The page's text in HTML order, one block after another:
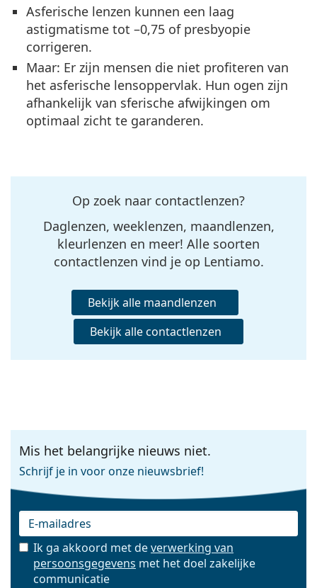
Asferische lenzen kunnen een laag
astigmatisme tot –0,75 of presbyopie
corrigeren.
Maar: Er zijn mensen die niet profiteren van
het asferische lensoppervlak. Hun ogen zijn
afhankelijk van sferische afwijkingen om
optimaal zicht te garanderen.
Op zoek naar contactlenzen?
Daglenzen, weeklenzen, maandlenzen,
kleurlenzen en meer! Alle soorten
contactlenzen vind je op Lentiamo.
Bekijk alle maandlenzen
Bekijk alle contactlenzen
Mis het belangrijke nieuws niet.
Schrijf je in voor onze nieuwsbrief!
E-mail
Ik ga akkoord met deverwerking van
persoonsgegevens met het doel zakelijke
communicatie